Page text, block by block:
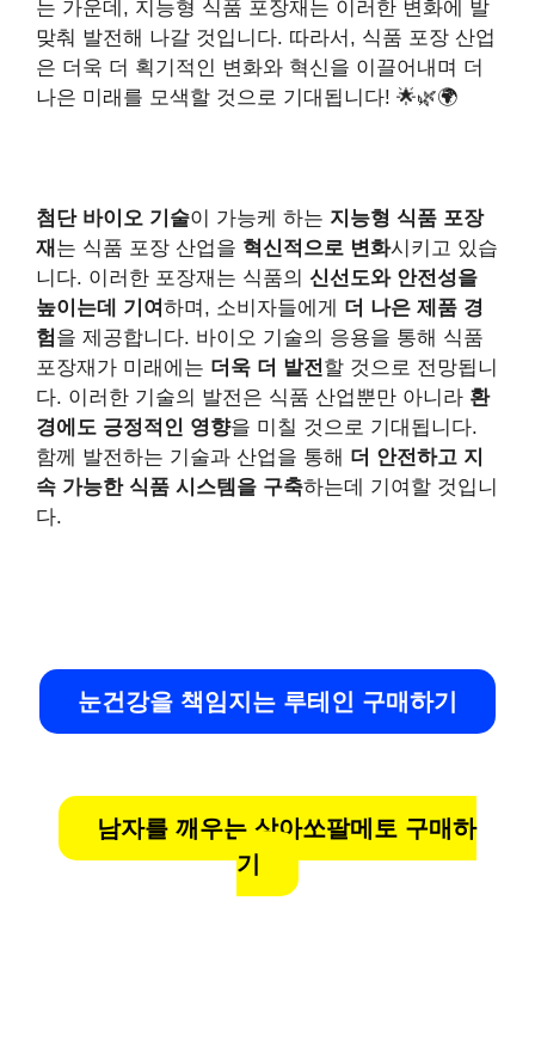
는 가운데, 지능형 식품 포장재는 이러한 변화에 발
맞춰 발전해 나갈 것입니다. 따라서, 식품 포장 산업
은 더욱 더 획기적인 변화와 혁신을 이끌어내며 더
나은 미래를 모색할 것으로 기대됩니다! 🌟🌿🌍
첨단 바이오 기술이 가능케 하는 지능형 식품 포장
재 는 식품 포장 산업을 혁신적으로 변화시키고 있습
니다. 이러한 포장재는 식품의 신선도와 안전성을
높이는데 기여 하며, 소비자들에게 더 나은 제품 경
험을 제공합니다. 바이오 기술의 응용을 통해 식품
포장재가 미래에는 더욱 더 발전할 것으로 전망됩니
다. 이러한 기술의 발전은 식품 산업뿐만 아니라 환
경에도 긍정적인 영향을 미칠 것으로 기대됩니다.
함께 발전하는 기술과 산업을 통해 더 안전하고 지
속 가능한 식품 시스템을 구축하는데 기여할 것입니
다.
눈건강을 책임지는 루테인 구매하기
남자를 깨우는 상아쏘팔메토 구매하
기